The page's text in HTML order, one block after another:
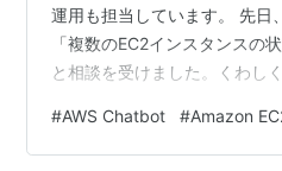
運用も担当しています。 先日
「複数のEC2インスタンスの
と相談を受けました。くわし
す。 AWS Chatbotを使えば簡
ものの、現状のAWS Chatbot
#AWS Chatbot #Amazon